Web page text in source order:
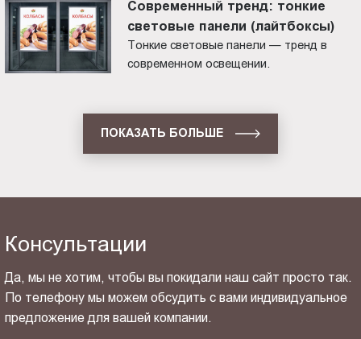
Современный тренд: тонкие
световые панели (лайтбоксы)
Тонкие световые панели — тренд в
современном освещении.
ПОКАЗАТЬ БОЛЬШЕ
Консультации
Да, мы не хотим, чтобы вы покидали наш сайт просто так.
По телефону мы можем обсудить с вами индивидуальное
предложение для вашей компании.